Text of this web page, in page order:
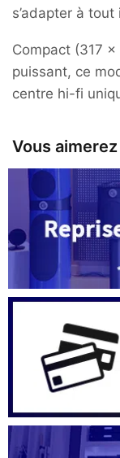
s’adapter à tout
Compact (317
puissant, ce
centre hi-fi
Vous